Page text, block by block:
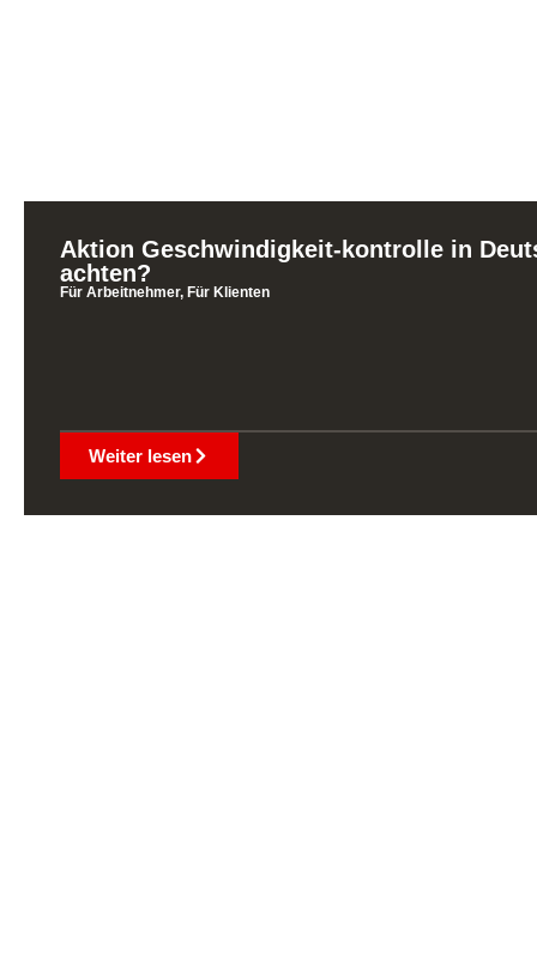
Aktion Geschwindigkeit-kontrolle in
achten?
Für Arbeitnehmer, Für Klienten
Weiter lesen